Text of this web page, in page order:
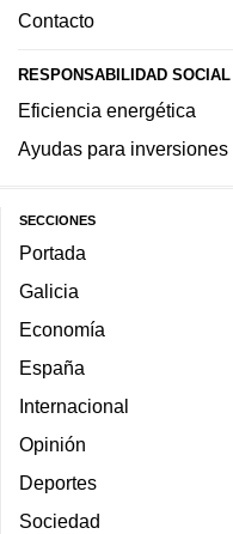
Contacto
RESPONSABILIDAD SOCIAL
Eficiencia energética
Ayudas para inversiones
SECCIONES
Portada
Galicia
Economía
España
Internacional
Opinión
Deportes
Sociedad